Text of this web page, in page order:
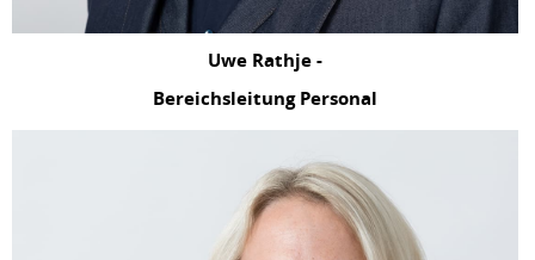
Uwe Rathje -
Bereichsleitung Personal